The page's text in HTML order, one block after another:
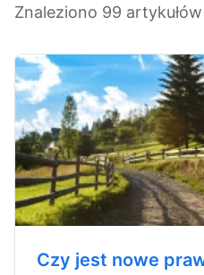
Znaleziono 99 artykułów
Czy jest nowe